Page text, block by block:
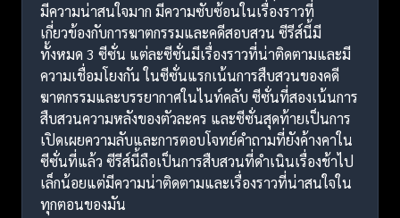
มีความน่าสนใจมาก มีความซับซ้อนในเรื่องราวที่
เกี่ยวข้องกับการฆาตกรรมและคดีสอบสวน ซีรีส์นี้มี
ทั้งหมด 3 ซีซั่น แต่ละซีซั่นมีเรื่องราวที่น่าติดตามและมี
ความเชื่อมโยงกัน ในซีซั่นแรกเน้นการสืบสวนของคดี
ฆาตกรรมและบรรยากาศในไนท์คลับ ซีซั่นที่สองเน้นการ
สืบสวนความหลังของตัวละคร และซีซั่นสุดท้ายเป็นการ
เปิดเผยความลับและการตอบโจทย์คำถามที่ยังค้างคาใน
ซีซั่นที่แล้ว ซีรีส์นี้ถือเป็นการสืบสวนที่ดำเนินเรื่องช้าไป
เล็กน้อยแต่มีความน่าติดตามและเรื่องราวที่น่าสนใจใน
ทุกตอนของมัน